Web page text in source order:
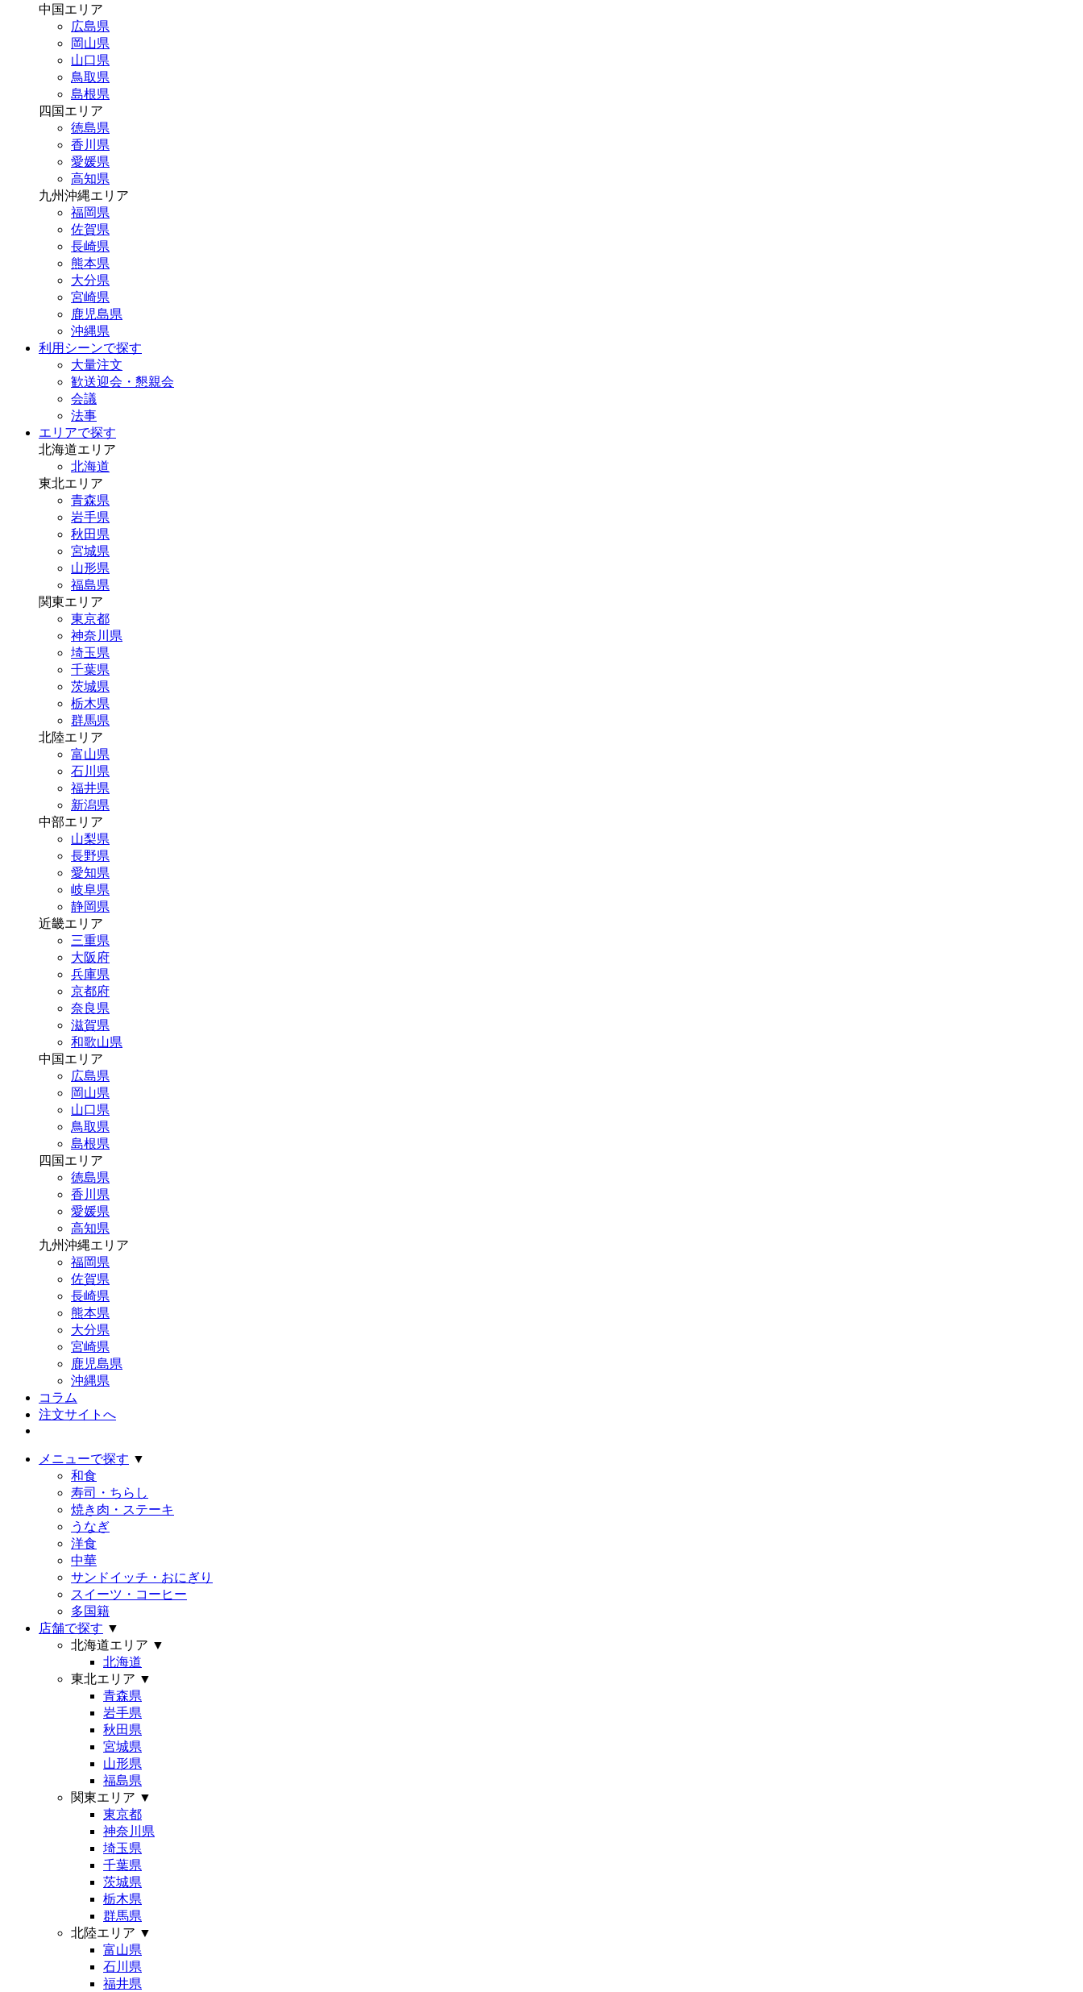
中国エリア
広島県
岡山県
山口県
鳥取県
島根県
四国エリア
徳島県
香川県
愛媛県
高知県
九州沖縄エリア
福岡県
佐賀県
長崎県
熊本県
大分県
宮崎県
鹿児島県
沖縄県
利用シーンで探す
大量注文
歓送迎会・懇親会
会議
法事
エリアで探す
北海道エリア
北海道
東北エリア
青森県
岩手県
秋田県
宮城県
山形県
福島県
関東エリア
東京都
神奈川県
埼玉県
千葉県
茨城県
栃木県
群馬県
北陸エリア
富山県
石川県
福井県
新潟県
中部エリア
山梨県
長野県
愛知県
岐阜県
静岡県
近畿エリア
三重県
大阪府
兵庫県
京都府
奈良県
滋賀県
和歌山県
中国エリア
広島県
岡山県
山口県
鳥取県
島根県
四国エリア
徳島県
香川県
愛媛県
高知県
九州沖縄エリア
福岡県
佐賀県
長崎県
熊本県
大分県
宮崎県
鹿児島県
沖縄県
コラム
注文サイトへ
メニューで探す ▼
和食
寿司・ちらし
焼き肉・ステーキ
うなぎ
洋食
中華
サンドイッチ・おにぎり
スイーツ・コーヒー
多国籍
店舗で探す ▼
北海道エリア ▼
北海道
東北エリア ▼
青森県
岩手県
秋田県
宮城県
山形県
福島県
関東エリア ▼
東京都
神奈川県
埼玉県
千葉県
茨城県
栃木県
群馬県
北陸エリア ▼
富山県
石川県
福井県